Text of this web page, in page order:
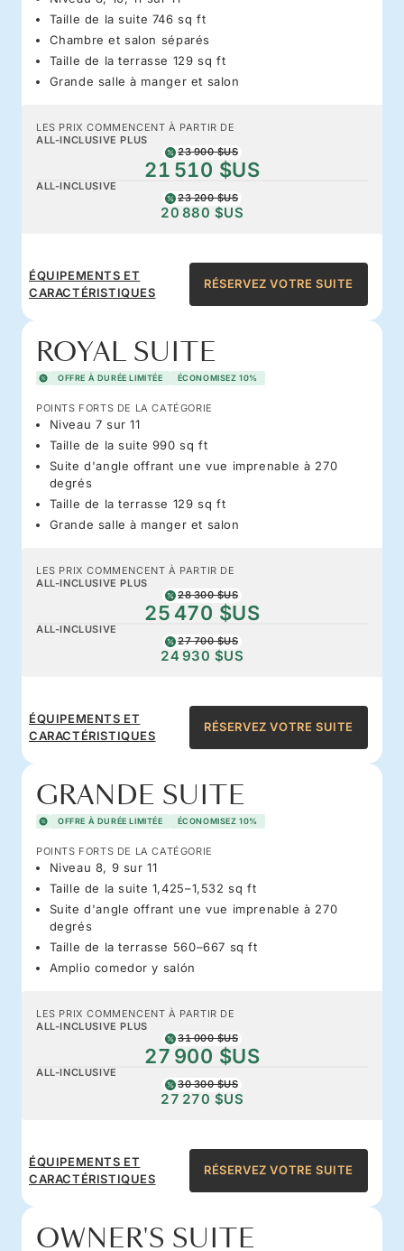
Taille de la suite 746 sq ft
Chambre et salon séparés
Taille de la terrasse 129 sq ft
Grande salle à manger et salon
LES PRIX COMMENCENT À PARTIR DE
ALL-INCLUSIVE PLUS
23 900 $US
21 510 $US
ALL-INCLUSIVE
23 200 $US
20 880 $US
ÉQUIPEMENTS ET
CARACTÉRISTIQUES
RÉSERVEZ VOTRE SUITE
ROYAL SUITE
OFFRE À DURÉE LIMITÉE ÉCONOMISEZ 10%
POINTS FORTS DE LA CATÉGORIE
Niveau 7 sur 11
Taille de la suite 990 sq ft
Suite d'angle offrant une vue imprenable à 270
degrés
Taille de la terrasse 129 sq ft
Grande salle à manger et salon
LES PRIX COMMENCENT À PARTIR DE
ALL-INCLUSIVE PLUS
28 300 $US
25 470 $US
ALL-INCLUSIVE
27 700 $US
24 930 $US
ÉQUIPEMENTS ET
CARACTÉRISTIQUES
RÉSERVEZ VOTRE SUITE
GRANDE SUITE
OFFRE À DURÉE LIMITÉE ÉCONOMISEZ 10%
POINTS FORTS DE LA CATÉGORIE
Niveau 8, 9 sur 11
Taille de la suite 1,425–1,532 sq ft
Suite d'angle offrant une vue imprenable à 270
degrés
Taille de la terrasse 560–667 sq ft
Amplio comedor y salón
LES PRIX COMMENCENT À PARTIR DE
ALL-INCLUSIVE PLUS
31 000 $US
27 900 $US
ALL-INCLUSIVE
30 300 $US
27 270 $US
ÉQUIPEMENTS ET
CARACTÉRISTIQUES
RÉSERVEZ VOTRE SUITE
OWNER'S SUITE